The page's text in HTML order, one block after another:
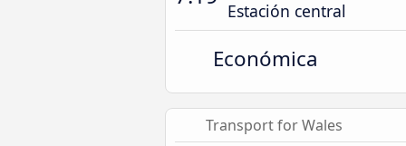
Estación central
Económica
Transport for Wales